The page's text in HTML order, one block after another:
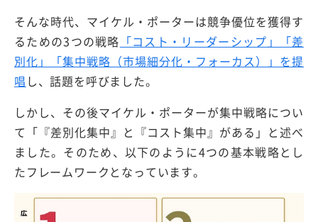
そんな時代、マイケル・ポーターは競争優位を獲得す
るための3つの戦略 「コスト・リーダーシップ」「差
別化」「集中戦略（市場細分化・フォーカス）」を提
唱 し、話題を呼びました。
しかし、その後マイケル・ポーターが集中戦略につい
て「『差別化集中』と『コスト集中』がある」と述べ
ました。そのため、以下のように4つの基本戦略とし
たフレームワークとなっています。